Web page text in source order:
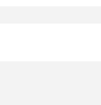
リー、オ
（イヌリ
物、ガー